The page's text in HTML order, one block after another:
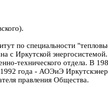
по специальности
с Иркутской
технического отдела. В
года - АОЭиЭ
правления Общества.